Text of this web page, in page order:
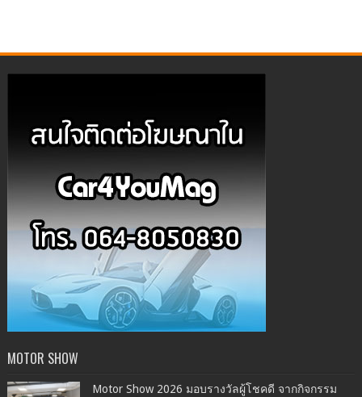
MOTOR SHOW
Motor Show 2026 มอบรางวัลผู้โชคดี จากกิจกรรม